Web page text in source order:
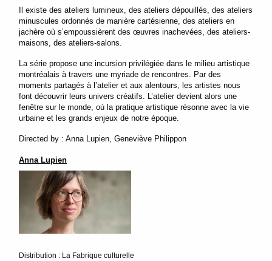
Il existe des ateliers lumineux, des ateliers dépouillés, des ateliers
minuscules ordonnés de manière cartésienne, des ateliers en
jachère où s’empoussièrent des œuvres inachevées, des ateliers-
maisons, des ateliers-salons.
La série propose une incursion privilégiée dans le milieu artistique
montréalais à travers une myriade de rencontres. Par des
moments partagés à l’atelier et aux alentours, les artistes nous
font découvrir leurs univers créatifs. L’atelier devient alors une
fenêtre sur le monde, où la pratique artistique résonne avec la vie
urbaine et les grands enjeux de notre époque.
Directed by : Anna Lupien, Geneviève Philippon
Anna Lupien
Distribution : La Fabrique culturelle